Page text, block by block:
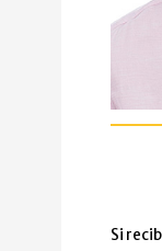
Si